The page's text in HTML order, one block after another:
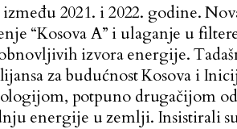
2021. i 2022. godine.
“Kosova A” i ulaganje u
izvora energije.
za budućnost Kosova i
potpuno drugačijom
energije u zemlji. Insistirali